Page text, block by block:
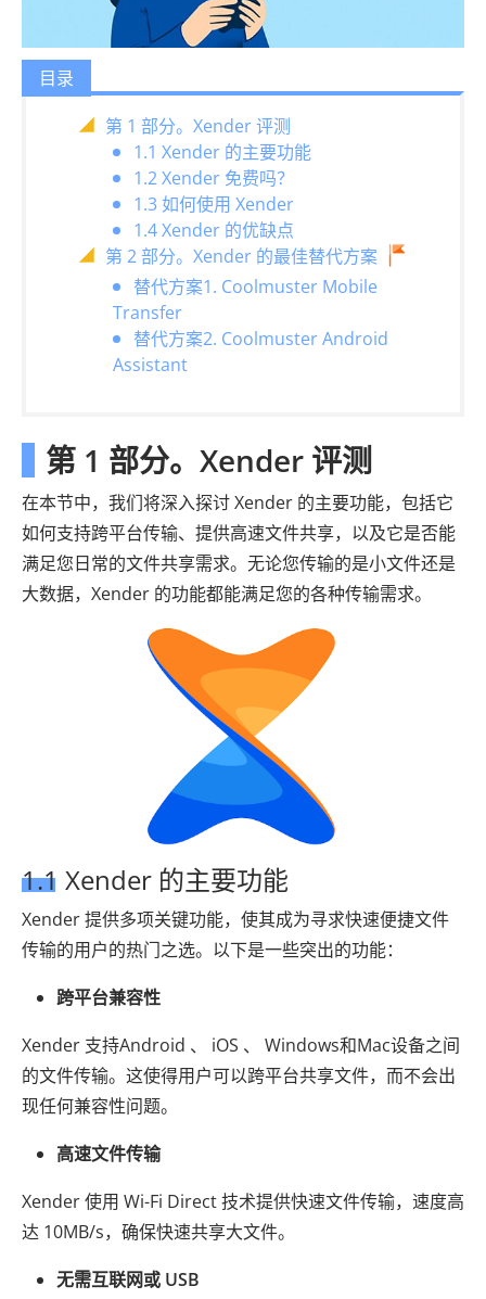
目录
第 1 部分。Xender 评测
1.1 Xender 的主要功能
1.2 Xender 免费吗？
1.3 如何使用 Xender
1.4 Xender 的优缺点
第 2 部分。Xender 的最佳替代方案
替代方案1. Coolmuster Mobile
Transfer
替代方案2. Coolmuster Android
Assistant
第 1 部分。Xender 评测
在本节中，我们将深入探讨 Xender 的主要功能，包括它
如何支持跨平台传输、提供高速文件共享，以及它是否能
满足您日常的文件共享需求。无论您传输的是小文件还是
大数据，Xender 的功能都能满足您的各种传输需求。
1.1 Xender 的主要功能
Xender 提供多项关键功能，使其成为寻求快速便捷文件
传输的用户的热门之选。以下是一些突出的功能：
跨平台兼容性
Xender 支持Android 、 iOS 、 Windows和Mac设备之间
的文件传输。这使得用户可以跨平台共享文件，而不会出
现任何兼容性问题。
高速文件传输
Xender 使用 Wi-Fi Direct 技术提供快速文件传输，速度高
达 10MB/s，确保快速共享大文件。
无需互联网或 USB